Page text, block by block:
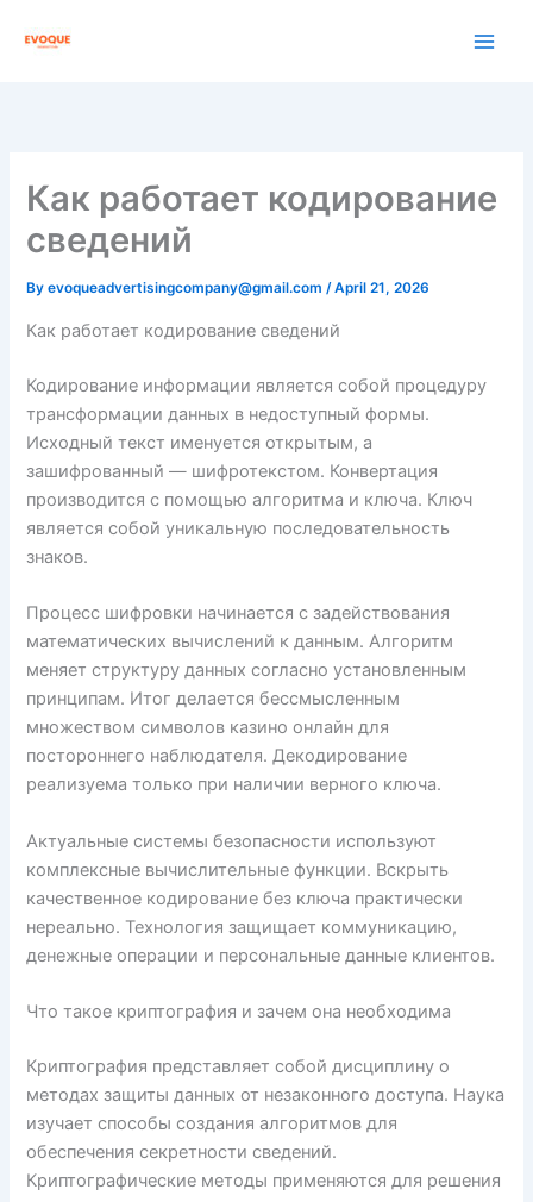
Как работает кодирование
сведений
Byevoqueadvertisingcompany@gmail.com/April 21, 2026
Как работает кодирование сведений
Кодирование информации является собой процедуру
трансформации данных в недоступный формы.
Исходный текст именуется открытым, а
зашифрованный — шифротекстом. Конвертация
производится с помощью алгоритма и ключа. Ключ
является собой уникальную последовательность
знаков.
Процесс шифровки начинается с задействования
математических вычислений к данным. Алгоритм
меняет структуру данных согласно установленным
принципам. Итог делается бессмысленным
множеством символов казино онлайн для
постороннего наблюдателя. Декодирование
реализуема только при наличии верного ключа.
Актуальные системы безопасности используют
комплексные вычислительные функции. Вскрыть
качественное кодирование без ключа практически
нереально. Технология защищает коммуникацию,
денежные операции и персональные данные клиентов.
Что такое криптография и зачем она необходима
Криптография представляет собой дисциплину о
методах защиты данных от незаконного доступа. Наука
изучает способы создания алгоритмов для
обеспечения секретности сведений.
Криптографические методы применяются для решения